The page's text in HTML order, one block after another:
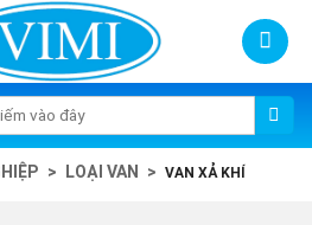
> LOẠI VAN > VAN XẢ KHÍ